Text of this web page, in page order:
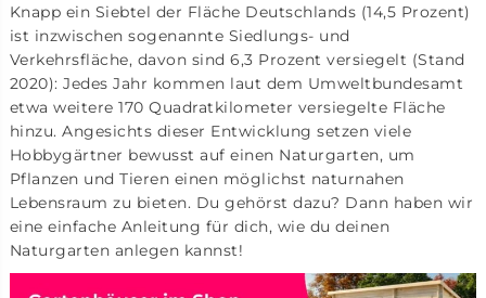
Knapp ein Siebtel der Fläche Deutschlands (14,5 Prozent)
ist inzwischen sogenannte Siedlungs- und
Verkehrsfläche, davon sind 6,3 Prozent versiegelt (Stand
2020): Jedes Jahr kommen laut dem Umweltbundesamt
etwa weitere 170 Quadratkilometer versiegelte Fläche
hinzu. Angesichts dieser Entwicklung setzen viele
Hobbygärtner bewusst auf einen Naturgarten, um
Pflanzen und Tieren einen möglichst naturnahen
Lebensraum zu bieten. Du gehörst dazu? Dann haben wir
eine einfache Anleitung für dich, wie du deinen
Naturgarten anlegen kannst!